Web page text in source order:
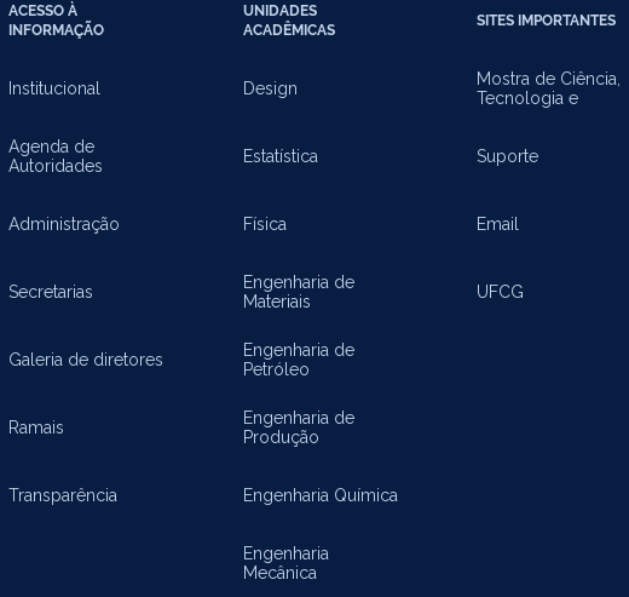
ACESSO À
INFORMAÇÃO
Institucional
Agenda de
Autoridades
Administração
Secretarias
Galeria de diretores
Ramais
Transparência
UNIDADES
ACADÊMICAS
Design
Estatística
Física
Engenharia de
Materiais
Engenharia de
Petróleo
Engenharia de
Produção
Engenharia Química
Engenharia
Mecânica
SITES IMPORTANTES
Mostra de Ciência,
Tecnologia e
Suporte
Email
UFCG